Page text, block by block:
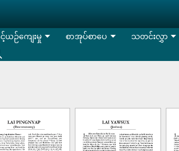
ယဉ်ကျေးမှု စာအုပ်စာပေ သတင်းလွှာ